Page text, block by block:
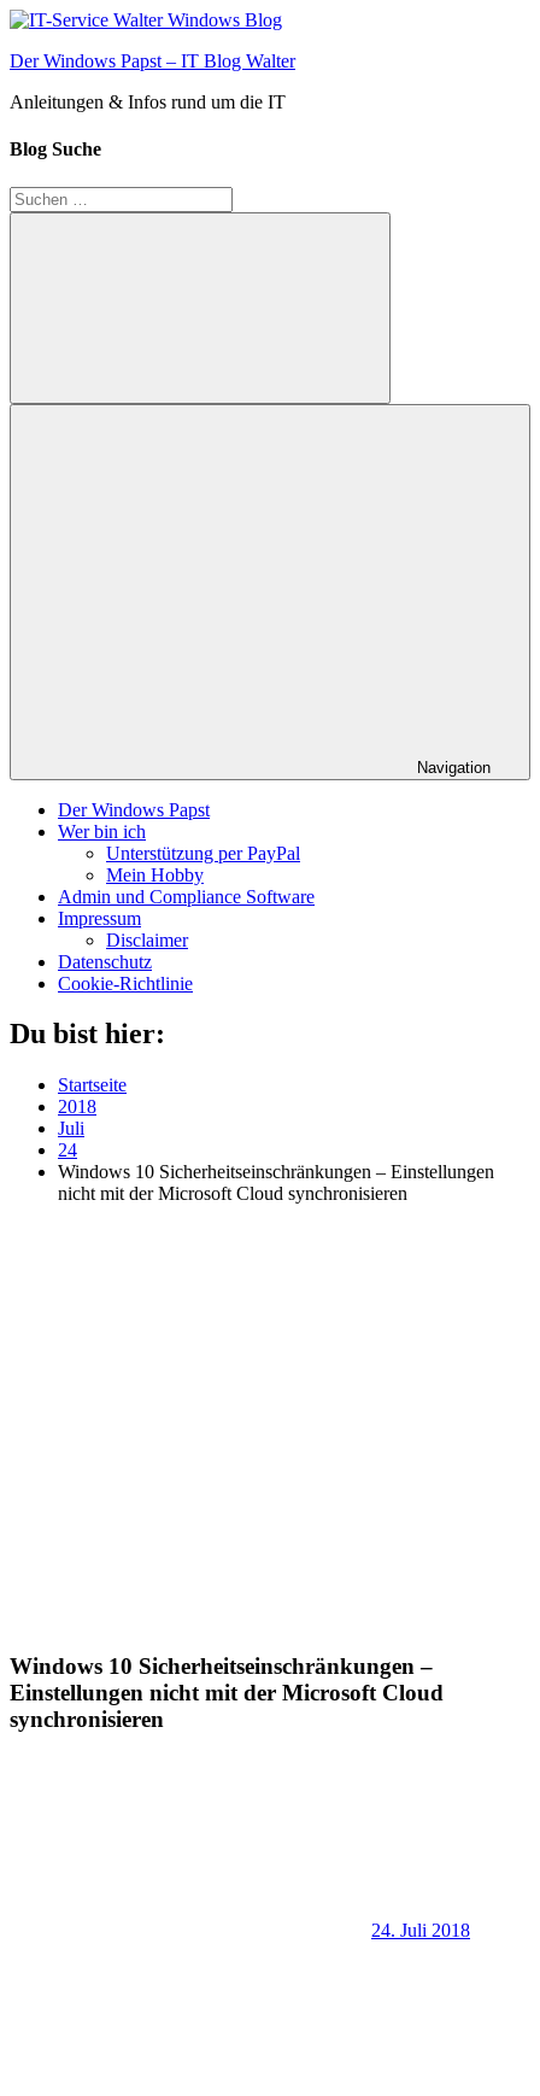
Zum
springen
Der Windows Papst – IT Blog Walter
Anleitungen & Infos rund um die IT
Blog Suche
Suchen
nach:
Suchen
Navigation
Der Windows Papst
Wer bin ich
Unterstützung per PayPal
Mein Hobby
Admin und Compliance Software
Impressum
Disclaimer
Datenschutz
Cookie-Richtlinie
Du bist hier:
Startseite
2018
Juli
24
Windows 10 Sicherheitseinschränkungen – Einstellungen
nicht mit der Microsoft Cloud synchronisieren
Windows 10 Sicherheitseinschränkungen –
Einstellungen nicht mit der Microsoft Cloud
synchronisieren
24. Juli 2018